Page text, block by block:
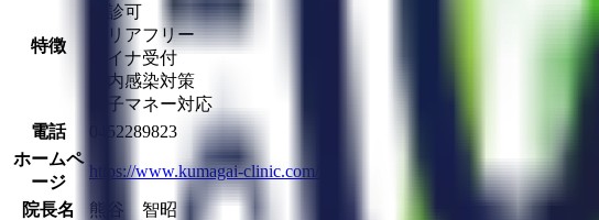
特徴
往診可
バリアフリー
マイナ受付
院内感染対策
電子マネー対応
電話
0452289823
ホームペ
ージ
https://www.kumagai-clinic.com/
院長名
熊谷 智昭